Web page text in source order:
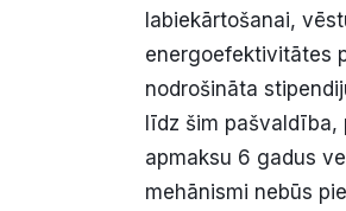
labiekārtošanai,
energoefektivitātes
nodrošināta
līdz šim
apmaksu 6 gadus
mehānismi nebūs